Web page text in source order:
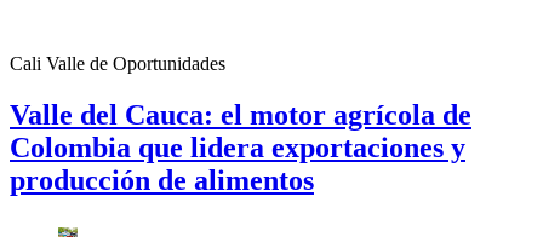
Cali Valle de Oportunidades
Valle del Cauca: el motor agrícola de
Colombia que lidera exportaciones y
producción de alimentos